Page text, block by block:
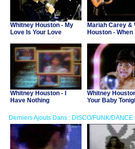
Whitney Houston - My
Love Is Your Love
Mariah Carey &
Houston - When
Whitney Houston - I
Have Nothing
Whitney
Your Baby
Derniers Ajouts Dans : DISCO/FUNK/DANCE